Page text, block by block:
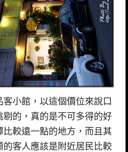
小館，以這個價位來說口
剔的，真的是不可多得的好
較遠一點的地方，而且其
的客人應該是附近居民比較